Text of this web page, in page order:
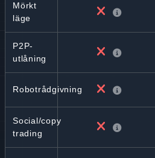
Mörkt
läge
P2P-
utlåning
Robotrådgivning
Social/copy
trading